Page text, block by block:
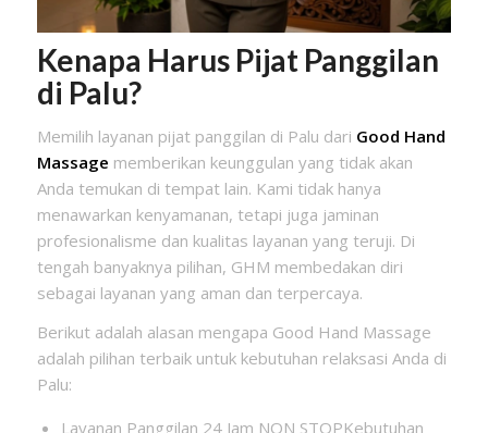
Kenapa Harus Pijat Panggilan
di Palu?
Memilih layanan pijat panggilan di Palu dari Good Hand
Massage memberikan keunggulan yang tidak akan
Anda temukan di tempat lain. Kami tidak hanya
menawarkan kenyamanan, tetapi juga jaminan
profesionalisme dan kualitas layanan yang teruji. Di
tengah banyaknya pilihan, GHM membedakan diri
sebagai layanan yang aman dan terpercaya.
Berikut adalah alasan mengapa Good Hand Massage
adalah pilihan terbaik untuk kebutuhan relaksasi Anda di
Palu:
Layanan Panggilan 24 Jam NON STOPKebutuhan